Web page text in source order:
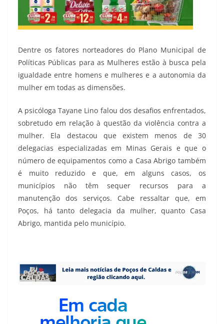
Dentre os fatores norteadores do Plano Municipal de
Políticas Públicas para as Mulheres estão à busca pela
igualdade entre homens e mulheres e a autonomia da
mulher em todas as dimensões.
A psicóloga Tayane Lino falou dos desafios enfrentados,
sobretudo em relação à questão da violência contra a
mulher. Ela destacou que existem menos de 30
delegacias especializadas em Minas Gerais e que o
número de equipamentos como a Casa Abrigo também
é muito reduzido e que, em alguns casos, os
municípios não têm sequer recursos para a
manutenção dos serviços. Cabe ressaltar que, em
Poços, há tanto delegacia da mulher, quanto Casa
Abrigo, mantida pelo município.